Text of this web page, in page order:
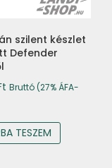
szilent készlet
Defender
Bruttó (27% ÁFA-
TESZEM